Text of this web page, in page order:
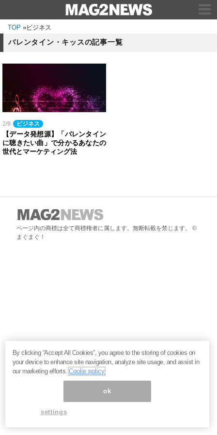
TOP »ビジネス
バレンタイン・キッスの記事一覧
2/9 ビジネス
【データ発想源】「バレンタイン
に聴きたい曲」で分かるあなたの
世代とマーケティング法
ページ内の商標は全て商標権者に属します。無断転載を禁じます。 ©
まぐまぐ！
By clicking “Accept All Cookies”, you agree to the storing of cookies on
your device to enhance site navigation, analyze site usage, and assist in
our marketing efforts.Coolie policy
ok
settings